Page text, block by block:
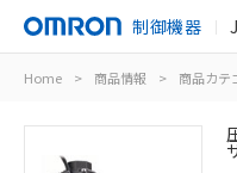
制御機器
Home > 商品情報 > 商品カテ